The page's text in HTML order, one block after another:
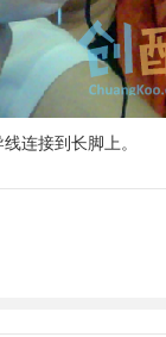
连接到长脚上。